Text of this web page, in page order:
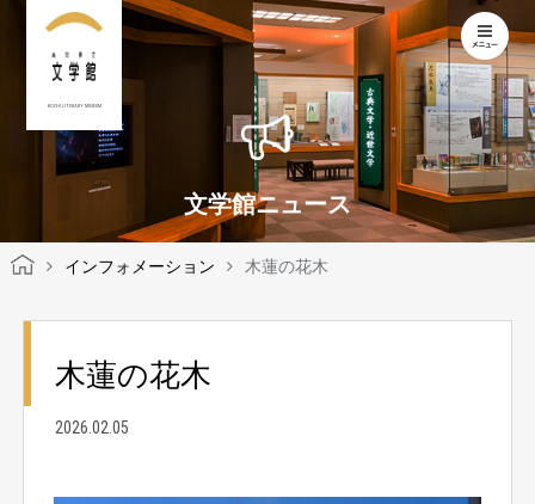
KOCHI LITERARY MUSEUM
文学館ニュース
インフォメーション 木蓮の花木
木蓮の花木
2026.02.05